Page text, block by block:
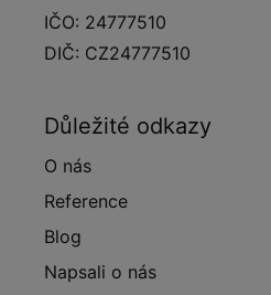
IČO: 24777510
DIČ: CZ24777510
Důležité odkazy
O nás
Reference
Blog
Napsali o nás